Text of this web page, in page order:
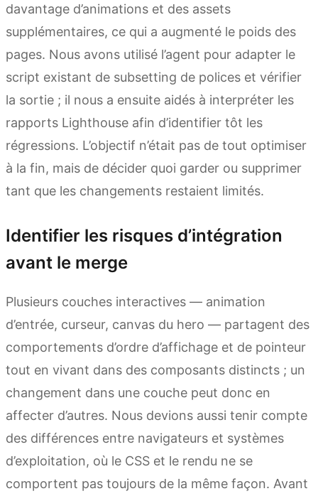
davantage d’animations et des assets
supplémentaires, ce qui a augmenté le poids des
pages. Nous avons utilisé l’agent pour adapter le
script existant de subsetting de polices et vérifier
la sortie ; il nous a ensuite aidés à interpréter les
rapports Lighthouse afin d’identifier tôt les
régressions. L’objectif n’était pas de tout optimiser
à la fin, mais de décider quoi garder ou supprimer
tant que les changements restaient limités.
Identifier les risques d’intégration
avant le merge
Plusieurs couches interactives — animation
d’entrée, curseur, canvas du hero — partagent des
comportements d’ordre d’affichage et de pointeur
tout en vivant dans des composants distincts ; un
changement dans une couche peut donc en
affecter d’autres. Nous devions aussi tenir compte
des différences entre navigateurs et systèmes
d’exploitation, où le CSS et le rendu ne se
comportent pas toujours de la même façon. Avant